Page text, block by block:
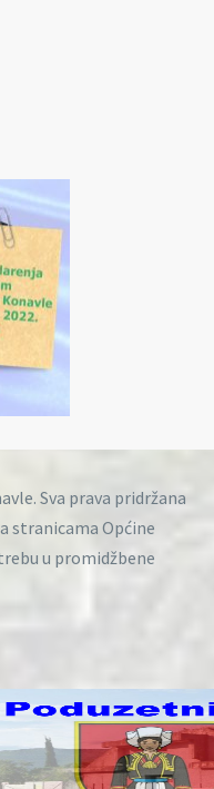
Sva prava pridržana
stranicama Općine
u promidžbene